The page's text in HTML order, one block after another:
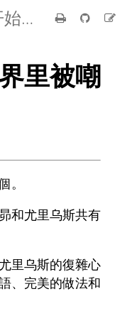
Re：从零开始的异世界生活
里被嘲
和尤里乌斯共有
里乌斯的復雜心
、完美的做法和